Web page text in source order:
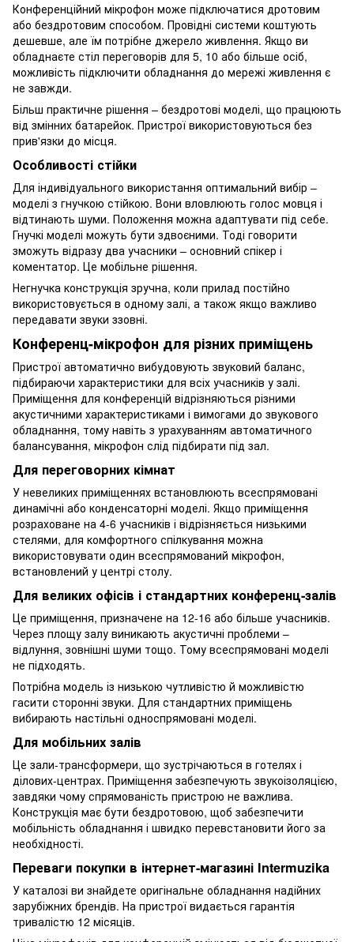
Конференційний мікрофон може підключатися дротовим
або бездротовим способом. Провідні системи коштують
дешевше, але їм потрібне джерело живлення. Якщо ви
обладнаєте стіл переговорів для 5, 10 або більше осіб,
можливість підключити обладнання до мережі живлення є
не завжди.
Більш практичне рішення – бездротові моделі, що працюють
від змінних батарейок. Пристрої використовуються без
прив'язки до місця.
Особливості стійки
Для індивідуального використання оптимальний вибір –
моделі з гнучкою стійкою. Вони вловлюють голос мовця і
відтинають шуми. Положення можна адаптувати під себе.
Гнучкі моделі можуть бути здвоєними. Тоді говорити
зможуть відразу два учасники – основний спікер і
коментатор. Це мобільне рішення.
Негнучка конструкція зручна, коли прилад постійно
використовується в одному залі, а також якщо важливо
передавати звуки ззовні.
Конференц-мікрофон для різних приміщень
Пристрої автоматично вибудовують звуковий баланс,
підбираючи характеристики для всіх учасників у залі.
Приміщення для конференцій відрізняються різними
акустичними характеристиками і вимогами до звукового
обладнання, тому навіть з урахуванням автоматичного
балансування, мікрофон слід підбирати під зал.
Для переговорних кімнат
У невеликих приміщеннях встановлюють всеспрямовані
динамічні або конденсаторні моделі. Якщо приміщення
розраховане на 4-6 учасників і відрізняється низькими
стелями, для комфортного спілкування можна
використовувати один всеспрямований мікрофон,
встановлений у центрі столу.
Для великих офісів і стандартних конференц-залів
Це приміщення, призначене на 12-16 або більше учасників.
Через площу залу виникають акустичні проблеми –
відлуння, зовнішні шуми тощо. Тому всеспрямовані моделі
не підходять.
Потрібна модель із низькою чутливістю й можливістю
гасити сторонні звуки. Для стандартних приміщень
вибирають настільні односпрямовані моделі.
Для мобільних залів
Це зали-трансформери, що зустрічаються в готелях і
ділових-центрах. Приміщення забезпечують звукоізоляцією,
завдяки чому спрямованість пристрою не важлива.
Конструкція має бути бездротовою, щоб забезпечити
мобільність обладнання і швидко перевстановити його за
необхідності.
Переваги покупки в інтернет-магазині Intermuzika
У каталозі ви знайдете оригінальне обладнання надійних
зарубіжних брендів. На пристрої видається гарантія
тривалістю 12 місяців.